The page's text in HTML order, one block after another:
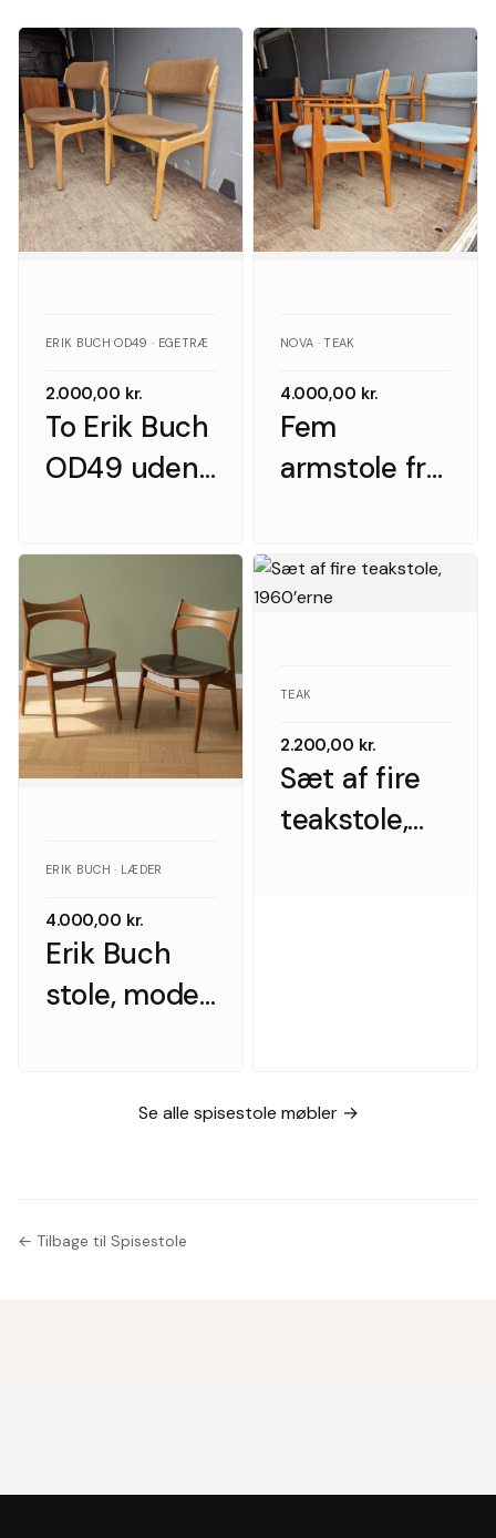
To Erik Buch
OD49 uden
ERIK BUCH OD49 · EGETRÆ
2.000,00 kr.
Fem
armstole fra
NOVA · TEAK
4.000,00 kr.
Erik Buch
stole, model
ERIK BUCH · LÆDER
4.000,00 kr.
Sæt af fire
teakstole,
TEAK
2.200,00 kr.
Se alle spisestole møbler →
← Tilbage til Spisestole